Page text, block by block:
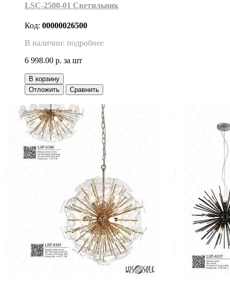
LSC-2500-01 Светильник
Код: 00000026500
В наличии: подробнее
6 998.00 р. за шт
В корзину
Отложить
Сравнить